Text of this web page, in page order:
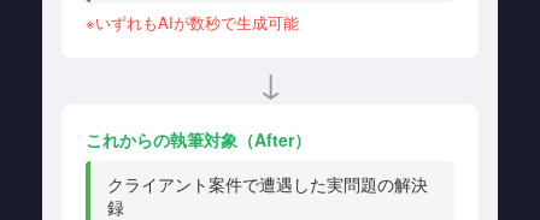
※いずれもAIが数秒で生成可能
↓
これからの執筆対象（After）
クライアント案件で遭遇した実問題の解決
録